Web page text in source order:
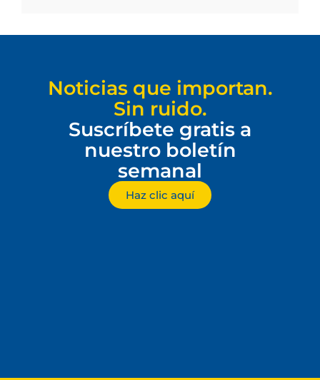
Noticias que importan.
Sin ruido.
Suscríbete gratis a
nuestro boletín
semanal
Haz clic aquí